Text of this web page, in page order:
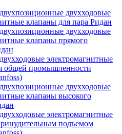
двухходовые
клапаны для пара Ридан
двухходовые
клапаны прямого
электромагнитные
общей промышленности
двухходовые
клапаны высокого
электромагнитные
подъемом